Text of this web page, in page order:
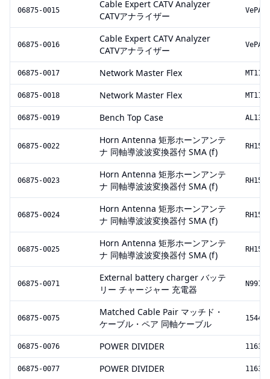
06875-0015
Cable Expert CATV Analyzer
CATVアナライザー
VePAL
06875-0016
Cable Expert CATV Analyzer
CATVアナライザー
VePAL
06875-0017 Network Master Flex
06875-0018 Network Master Flex
06875-0019 Bench Top Case AL13-
06875-0022
Horn Antenna 矩形ホーンアンテ
ナ 同軸導波波変換器付 SMA (f)
06875-0023
Horn Antenna 矩形ホーンアンテ
ナ 同軸導波波変換器付 SMA (f)
06875-0024
Horn Antenna 矩形ホーンアンテ
ナ 同軸導波波変換器付 SMA (f)
06875-0025
Horn Antenna 矩形ホーンアンテ
ナ 同軸導波波変換器付 SMA (f)
06875-0071
External battery charger バッテ
リー チャージャー 充電器
06875-0075
Matched Cable Pair マッチド・
ケーブル・ペア 同軸ケーブル
15443A
06875-0076 POWER DIVIDER 11636B
06875-0077 POWER DIVIDER 11636B